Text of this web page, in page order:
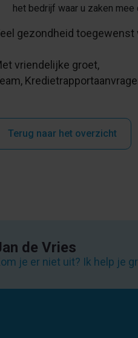
het bedrijf waar u zaken
gezondheid toegewenst
vriendelijke groet,
Terug naar het overzicht
de Vries
je er niet uit? Ik help je